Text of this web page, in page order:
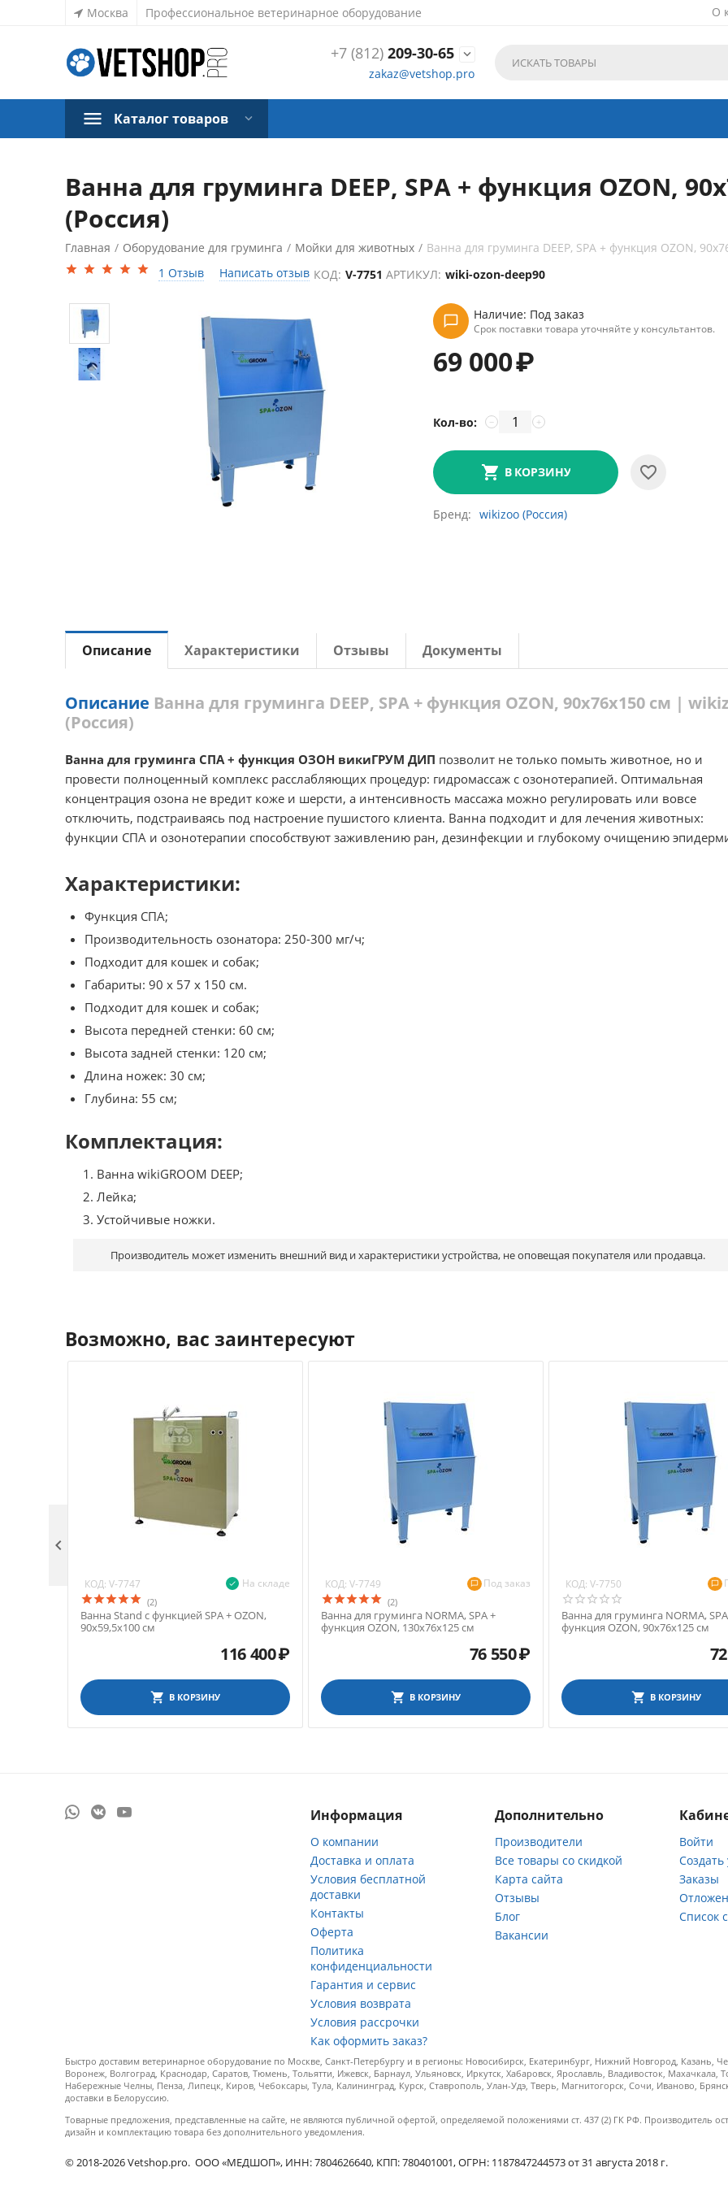
Москва Профессиональное ветеринарное оборудование О
+7 (812)209-30-65 
zakaz@vetshop.pro
Каталог товаров
Ванна для груминга DEEP, SPA + функция OZON,
(Россия)
Главная / Оборудование для груминга / Мойки для животных / Ванна для груминга DEEP, SPA + функция OZON,
1 Отзыв
Написать отзыв КОД: V-7751 АРТИКУЛ: wiki-ozon-deep90
Наличие: Под заказ
Срок поставки товара уточняйте у консультантов.
69 000₽
Кол-во: +
−
В КОРЗИНУ
Бренд wikizoo (Россия)
Описание Характеристики Отзывы Документы
Описание Ванна для груминга DEEP, SPA + функция OZON, 90х76х150 см |
(Россия)
Ванна для груминга СПА + функция ОЗОН викиГРУМ ДИП позволит не только помыть животное, но и
провести полноценный комплекс расслабляющих процедур: гидромассаж с озонотерапией. Оптимальная
концентрация озона не вредит коже и шерсти, а интенсивность массажа можно регулировать или вовсе
отключить, подстраиваясь под настроение пушистого клиента. Ванна подходит и для лечения животных:
функции СПА и озонотерапии способствуют заживлению ран, дезинфекции и глубокому очищению
Характеристики:
Функция СПА;
Производительность озонатора: 250-300 мг/ч;
Подходит для кошек и собак;
Габариты: 90 х 57 х 150 см.
Подходит для кошек и собак;
Высота передней стенки: 60 см;
Высота задней стенки: 120 см;
Длина ножек: 30 см;
Глубина: 55 см;
Комплектация:
Ванна wikiGROOM DEEP;
Лейка;
Устойчивые ножки.
Производитель может изменить внешний вид и характеристики устройства, не оповещая покупателя или продавца.
Возможно, вас заинтересуют
КОД: V-7747 На складе
(2)
Ванна Stand с функцией SPA + OZON,
90х59,5х100 см
116 400₽
В КОРЗИНУ
КОД: V-7749 Под заказ
(2)
Ванна для груминга NORMA, SPA +
функция OZON, 130х76х125 см
76 550₽
В КОРЗИНУ
КОД: V-7750
Ванна для груминга NORMA,
функция OZON, 90х76х125 см
В КОРЗИНУ

Информация
О компании
Доставка и оплата
Условия бесплатной
доставки
Контакты
Оферта
Политика
конфиденциальности
Гарантия и сервис
Условия возврата
Условия рассрочки
Как оформить заказ?
Дополнительно
Производители
Все товары со скидкой
Карта сайта
Отзывы
Блог
Вакансии
Войти
Заказы
Список
Быстро доставим ветеринарное оборудование по Москве, Санкт-Петербургу и в регионы: Новосибирск, Екатеринбург, Нижний Новгород, Казань,
Воронеж, Волгоград, Краснодар, Саратов, Тюмень, Тольятти, Ижевск, Барнаул, Ульяновск, Иркутск, Хабаровск, Ярославль, Владивосток,
Набережные Челны, Пенза, Липецк, Киров, Чебоксары, Тула, Калининград, Курск, Ставрополь, Улан-Удэ, Тверь, Магнитогорск, Сочи, Иваново,
доставки в Белоруссию.
Товарные предложения, представленные на сайте, не являются публичной офертой, определяемой положениями ст. 437 (2) ГК РФ. Производитель
дизайн и комплектацию товара без дополнительного уведомления.
© 2018-2026 Vetshop.pro. ООО «МЕДШОП», ИНН: 7804626640, КПП: 780401001, ОГРН: 1187847244573 от 31 августа 2018 г.